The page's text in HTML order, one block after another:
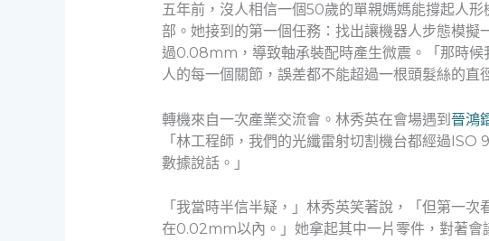
五年前，沒人相信一個50歲的單親媽媽能撐起人
部。她接到的第一個任務：找出讓機器人步態模
過0.08mm，導致軸承裝配時產生微震。「那時候
人的每一個關節，誤差都不能超過一根頭髮絲的直
轉機來自一次產業交流會。林秀英在會場遇到 晉鴻
「林工程師，我們的光纖雷射切割機台都經過
數據說話。」
「我當時半信半疑，」林秀英笑著說，「但第一
在0.02mm以內。」她拿起其中一片零件，對著會